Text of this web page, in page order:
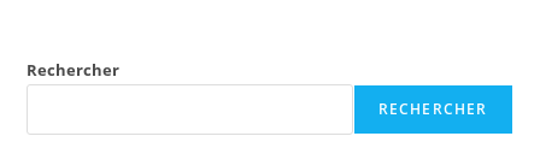
Rechercher
RECHERCHER